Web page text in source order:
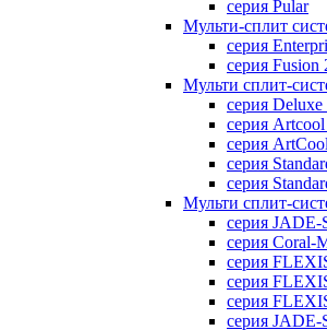
серия Pular
Мульти-сплит
серия
серия Fusion
Мульти сплит-
серия Deluxe
серия
серия
серия
серия
Мульти сплит-
серия JADE-
серия Coral-
серия
серия
серия
серия JADE-